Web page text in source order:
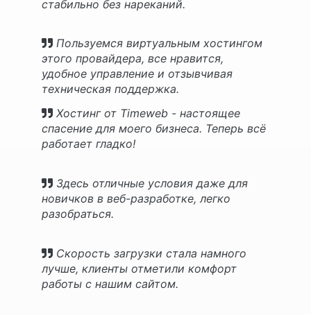
стабильно без нареканий.
Пользуемся виртуальным хостингом
этого провайдера, все нравится,
удобное управление и отзывчивая
техническая поддержка.
Хостинг от Timeweb - настоящее
спасение для моего бизнеса. Теперь всё
работает гладко!
Здесь отличные условия даже для
новичков в веб-разработке, легко
разобраться.
Скорость загрузки стала намного
лучше, клиенты отметили комфорт
работы с нашим сайтом.